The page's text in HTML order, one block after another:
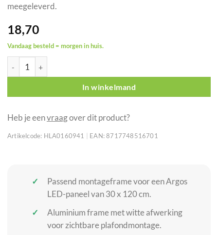
meegeleverd.
18,70
Vandaag besteld = morgen in huis.
Artecta aluminium montageframe voor Argos LED-paneel 30 x
In winkelmand
Heb je eenvraagover dit product?
Artikelcode: HLA0160941 EAN: 8717748516701
Passend montageframe voor een Argos
LED-paneel van 30 x 120 cm.
Aluminium frame met witte afwerking
voor zichtbare plafondmontage.